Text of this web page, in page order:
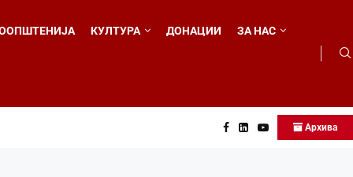
КУЛТУРА ДОНАЦИИ ЗА НАС
Архива